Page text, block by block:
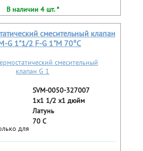
В наличии 4 шт. *
смесительный клапан
G 1"1/2 F-G 1"M 70°С
SVM-0050-327007
1x1 1/2 x1 дюйм
Латунь
для
70 С